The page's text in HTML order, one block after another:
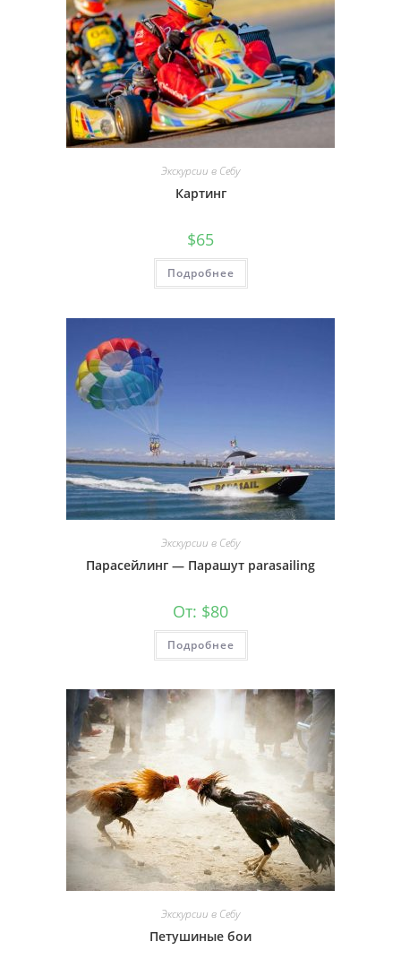
Экскурсии в Себу
Картинг
$65
Подробнее
Экскурсии в Себу
Парасейлинг — Парашут parasailing
От: $80
Подробнее
Экскурсии в Себу
Петушиные бои